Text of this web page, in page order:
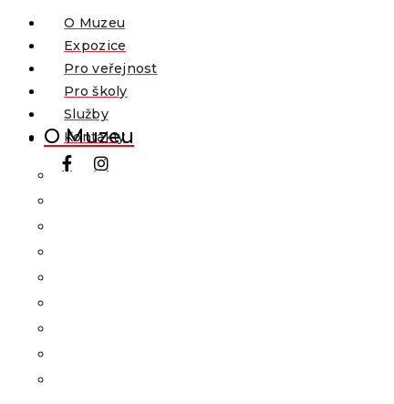
O Muzeu
Expozice
Pro veřejnost
Pro školy
Služby
Kontakty
O Muzeu